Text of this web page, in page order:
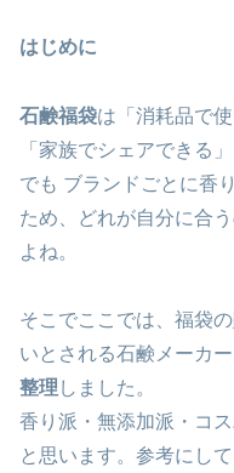
はじめに
石鹸福袋は「消耗品で
「家族でシェアできる
でも ブランドごとに香
ため、どれが自分に合
よね。
そこでここでは、福袋
いとされる石鹸メーカ
整理 しました。
香り派・無添加派・コ
と思います。参考にし